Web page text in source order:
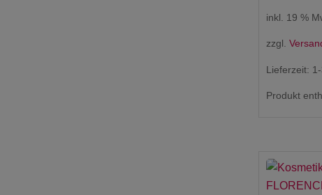
inkl. 19 %
zzgl.
Lieferzeit:
Produkt